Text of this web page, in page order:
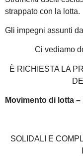
strappato con la lotta.
Gli impegni assunti
Ci vediamo
È RICHIESTA LA
Movimento di lotta
SOLIDALI E